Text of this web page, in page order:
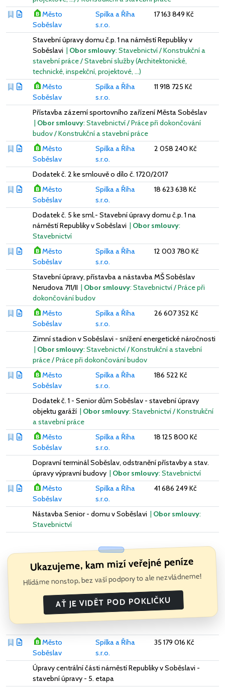
Město
Soběslav
Spilka a Říha
s.r.o.
17 163 849 Kč
Stavební úpravy domu č.p. 1 na náměstí Republiky v
Soběslavi | Obor smlouvy: Stavebnictví / Konstrukční a
stavební práce / Stavební služby (Architektonické,
technické, inspekční, projektové, …)
Město
Soběslav
Spilka a Říha
s.r.o.
11 918 725 Kč
Přístavba zázemí sportovního zařízení Města Soběslav
| Obor smlouvy: Stavebnictví / Práce při dokončování
budov / Konstrukční a stavební práce
Město
Soběslav
Spilka a Říha
s.r.o.
2 058 240 Kč
Dodatek č. 2 ke smlouvě o dílo č. 1720/2017
Město
Soběslav
Spilka a Říha
s.r.o.
18 623 638 Kč
Dodatek č. 5 ke sml.- Stavební úpravy domu č.p. 1 na
náměstí Republiky v Soběslavi | Obor smlouvy:
Stavebnictví
Město
Soběslav
Spilka a Říha
s.r.o.
12 003 780 Kč
Stavební úpravy, přístavba a nástavba MŠ Soběslav
Nerudova 711/II | Obor smlouvy: Stavebnictví / Práce při
dokončování budov
Město
Soběslav
Spilka a Říha
s.r.o.
26 607 352 Kč
Zimní stadion v Soběslavi - snížení energetické náročnosti
| Obor smlouvy: Stavebnictví / Konstrukční a stavební
práce / Práce při dokončování budov
Město
Soběslav
Spilka a Říha
s.r.o.
186 522 Kč
Dodatek č. 1 - Senior dům Soběslav - stavební úpravy
objektu garáží | Obor smlouvy: Stavebnictví / Konstrukční
a stavební práce
Město
Soběslav
Spilka a Říha
s.r.o.
18 125 800 Kč
Dopravní terminál Soběslav, odstranění přístavby a stav.
úpravy výpravní budovy | Obor smlouvy: Stavebnictví
Město
Soběslav
Spilka a Říha
s.r.o.
41 686 249 Kč
Nástavba Senior - domu v Soběslavi | Obor smlouvy:
Stavebnictví
Ukazujeme, kam mizí veřejné peníze
Hlídáme nonstop, bez vaší podpory to ale nezvládneme!
AŤ JE VIDĚT POD POKLIČKU
Město
Soběslav
Spilka a Říha
s.r.o.
35 179 016 Kč
Úpravy centrální části náměstí Republiky v Soběslavi -
stavební úpravy - 5. etapa